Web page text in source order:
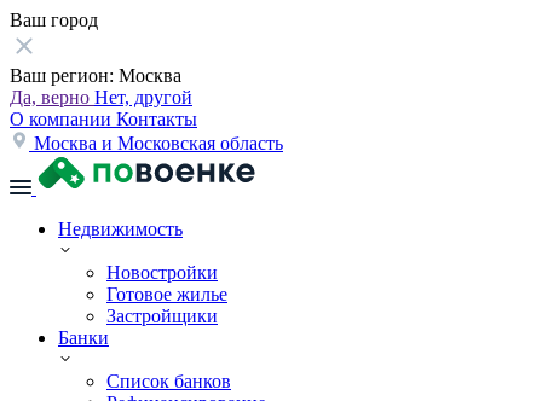
Ваш город
Ваш регион: Москва
Да, верно Нет, другой
О компании Контакты
Москва и Московская область
Недвижимость
Новостройки
Готовое жилье
Застройщики
Банки
Список банков